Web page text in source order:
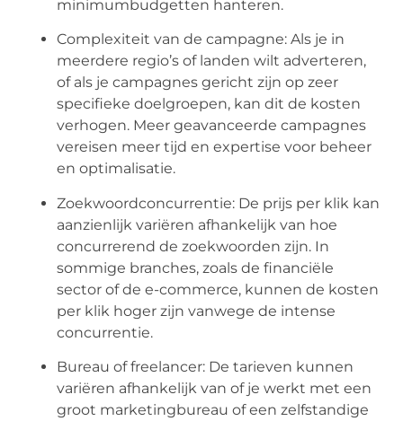
minimumbudgetten hanteren.
Complexiteit van de campagne: Als je in
meerdere regio’s of landen wilt adverteren,
of als je campagnes gericht zijn op zeer
specifieke doelgroepen, kan dit de kosten
verhogen. Meer geavanceerde campagnes
vereisen meer tijd en expertise voor beheer
en optimalisatie.
Zoekwoordconcurrentie: De prijs per klik kan
aanzienlijk variëren afhankelijk van hoe
concurrerend de zoekwoorden zijn. In
sommige branches, zoals de financiële
sector of de e-commerce, kunnen de kosten
per klik hoger zijn vanwege de intense
concurrentie.
Bureau of freelancer: De tarieven kunnen
variëren afhankelijk van of je werkt met een
groot marketingbureau of een zelfstandige